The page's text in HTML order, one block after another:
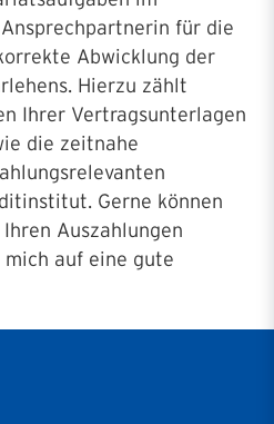
für die
Abwicklung der
Hierzu zählt
Ihrer Vertragsunterlagen
die zeitnahe
Gerne können
Auszahlungen
auf eine gute